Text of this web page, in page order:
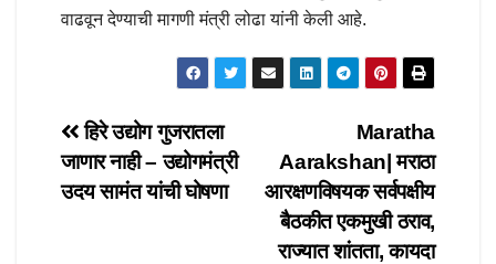
वाढवून देण्याची मागणी मंत्री लोढा यांनी केली आहे.
Post
navigation
Maratha
Aarakshan| मराठा
आरक्षणविषयक सर्वपक्षीय
बैठकीत एकमुखी ठराव,
राज्यात शांतता, कायदा
हिरे उद्योग गुजरातला
जाणार नाही – उद्योगमंत्री
उदय सामंत यांची घोषणा